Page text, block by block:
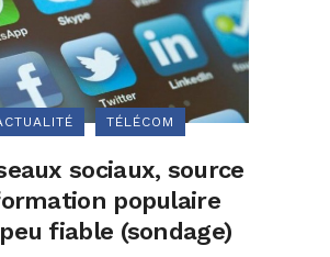
TÉLÉCOM
sociaux, source
populaire
fiable (sondage)